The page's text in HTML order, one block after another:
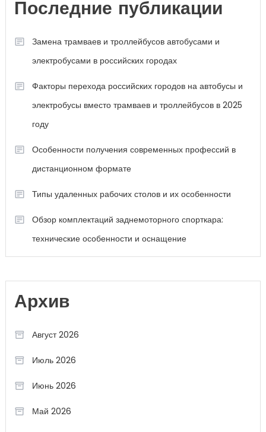
Последние публикации
Замена трамваев и троллейбусов автобусами и
электробусами в российских городах
Факторы перехода российских городов на автобусы и
электробусы вместо трамваев и троллейбусов в 2025
году
Особенности получения современных профессий в
дистанционном формате
Типы удаленных рабочих столов и их особенности
Обзор комплектаций заднемоторного спорткара:
технические особенности и оснащение
Архив
Август 2026
Июль 2026
Июнь 2026
Май 2026